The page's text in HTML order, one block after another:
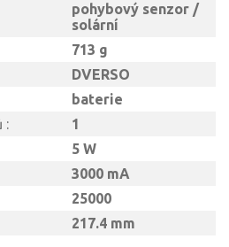
pohybový senzor /
solární
713 g
DVERSO
baterie
:
1
5 W
3000 mA
25000
217.4 mm